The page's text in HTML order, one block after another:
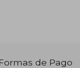
de Pago